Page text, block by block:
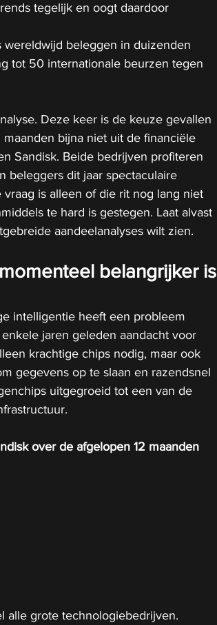
tegelijk en oogt daardoor
wereldwijd beleggen in duizenden
tot 50 internationale beurzen tegen
Deze keer is de keuze gevallen
bijna niet uit de financiële
Sandisk. Beide bedrijven profiteren
beleggers dit jaar spectaculaire
is alleen of die rit nog lang niet
te hard is gestegen. Laat alvast
aandeelanalyses wilt zien.
belangrijker is
intelligentie heeft een probleem
jaren geleden aandacht voor
krachtige chips nodig, maar ook
gegevens op te slaan en razendsnel
uitgegroeid tot een van de
over de afgelopen 12 maanden
alle grote technologiebedrijven.